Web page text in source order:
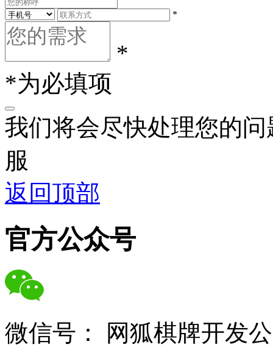
*
*
*为必填项
我们将会尽快处理您的
服
返回顶部
官方公众号
微信号： 网狐棋牌开发